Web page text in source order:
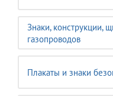
Знаки, конструкции,
газопроводов
Плакаты и знаки